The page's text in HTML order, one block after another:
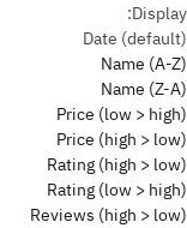
Display:
Date (default)
Name (A-Z)
Name (Z-A)
Price (low > high)
Price (high > low)
Rating (high > low)
Rating (low > high)
Reviews (high > low)